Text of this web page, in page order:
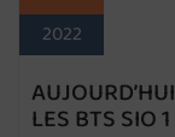
2022
LES BTS SIO